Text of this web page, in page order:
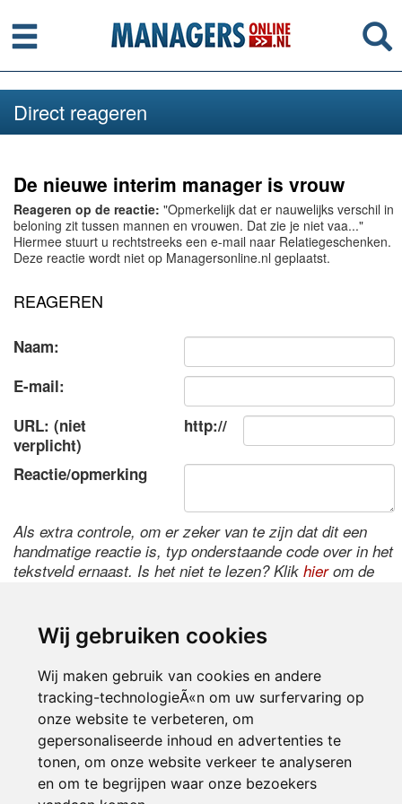
Wij gebruiken cookies
Wij maken gebruik van cookies en andere
tracking-technologieÃ«n om uw surfervaring op
onze website te verbeteren, om
gepersonaliseerde inhoud en advertenties te
tonen, om onze website verkeer te analyseren
en om te begrijpen waar onze bezoekers
Menu
Direct reageren
De nieuwe interim manager is vrouw
Reageren op de reactie: "Opmerkelijk dat er nauwelijks verschil in
beloning zit tussen mannen en vrouwen. Dat zie je niet vaa..."
Hiermee stuurt u rechtstreeks een e-mail naar Relatiegeschenken.
Deze reactie wordt niet op Managersonline.nl geplaatst.
REAGEREN
Naam:
E-mail:
URL: (niet
verplicht)
http://
Reactie/opmerking
Als extra controle, om er zeker van te zijn dat dit een
handmatige reactie is, typ onderstaande code over in het
tekstveld ernaast. Is het niet te lezen? Klik hierom de
Inloggen